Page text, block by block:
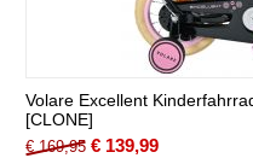
Volare Excellent
[CLONE]
€169,95 € 139,99